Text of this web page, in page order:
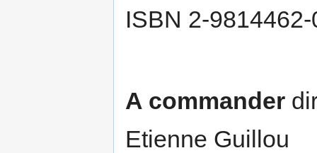
ISBN 2-
A commander
Etienne Guillou